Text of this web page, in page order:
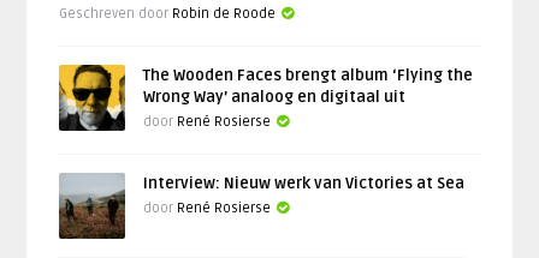
Geschreven door Robin de Roode
The Wooden Faces brengt album ‘Flying the
Wrong Way’ analoog en digitaal uit
door René Rosierse
Interview: Nieuw werk van Victories at Sea
door René Rosierse